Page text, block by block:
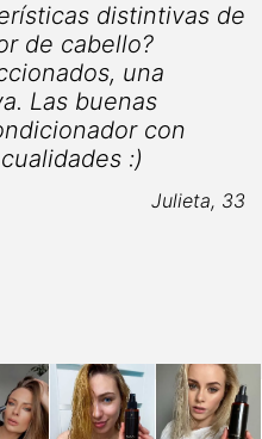
distintivas de
de cabello?
una
Las buenas
con
:)
Julieta, 33